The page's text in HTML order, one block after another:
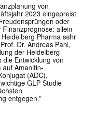
von
2023 eingepreist
oder
allein
Pharma sehr
Dr. Andreas Pahl,
der Heidelberg
die Entwicklung von
auf Amanitin-
(ADC),
GLP-Studie
entgegen."